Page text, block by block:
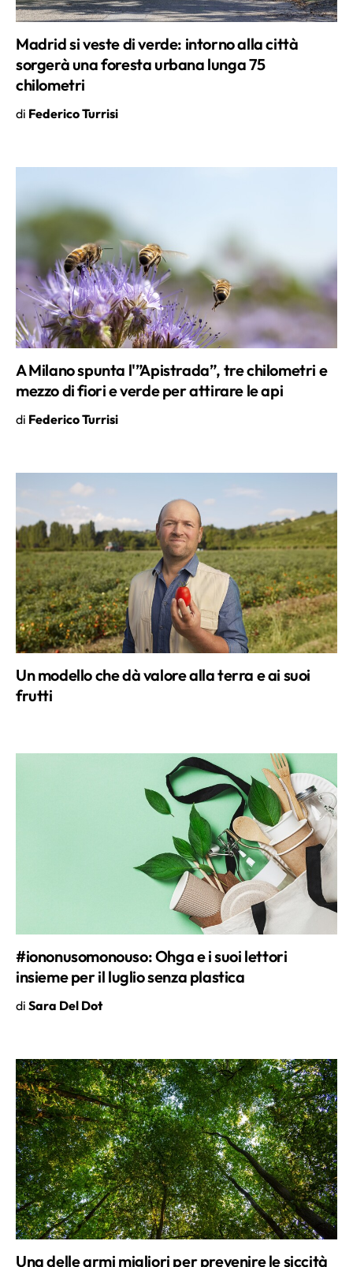
Madrid si veste di verde: intorno alla città
sorgerà una foresta urbana lunga 75
chilometri
di Federico Turrisi
A Milano spunta l'”Apistrada”, tre chilometri e
mezzo di fiori e verde per attirare le api
di Federico Turrisi
Un modello che dà valore alla terra e ai suoi
frutti
#iononusomonouso: Ohga e i suoi lettori
insieme per il luglio senza plastica
di Sara Del Dot
Una delle armi migliori per prevenire le siccità